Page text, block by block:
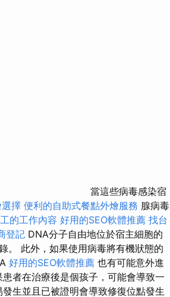
當這些病毒感染宿
擇 便利的自助式餐點外燴服務 腺病毒
的工作內容 好用的SEO軟體推薦 找台
登記 DNA分子自由地位於宿主細胞的
。 此外，如果使用病毒將有機狀態的
好用的SEO軟體推薦 也有可能意外進
者在治療後是個孩子，可能會導致一
生並且已被證明會導致修復位點發生